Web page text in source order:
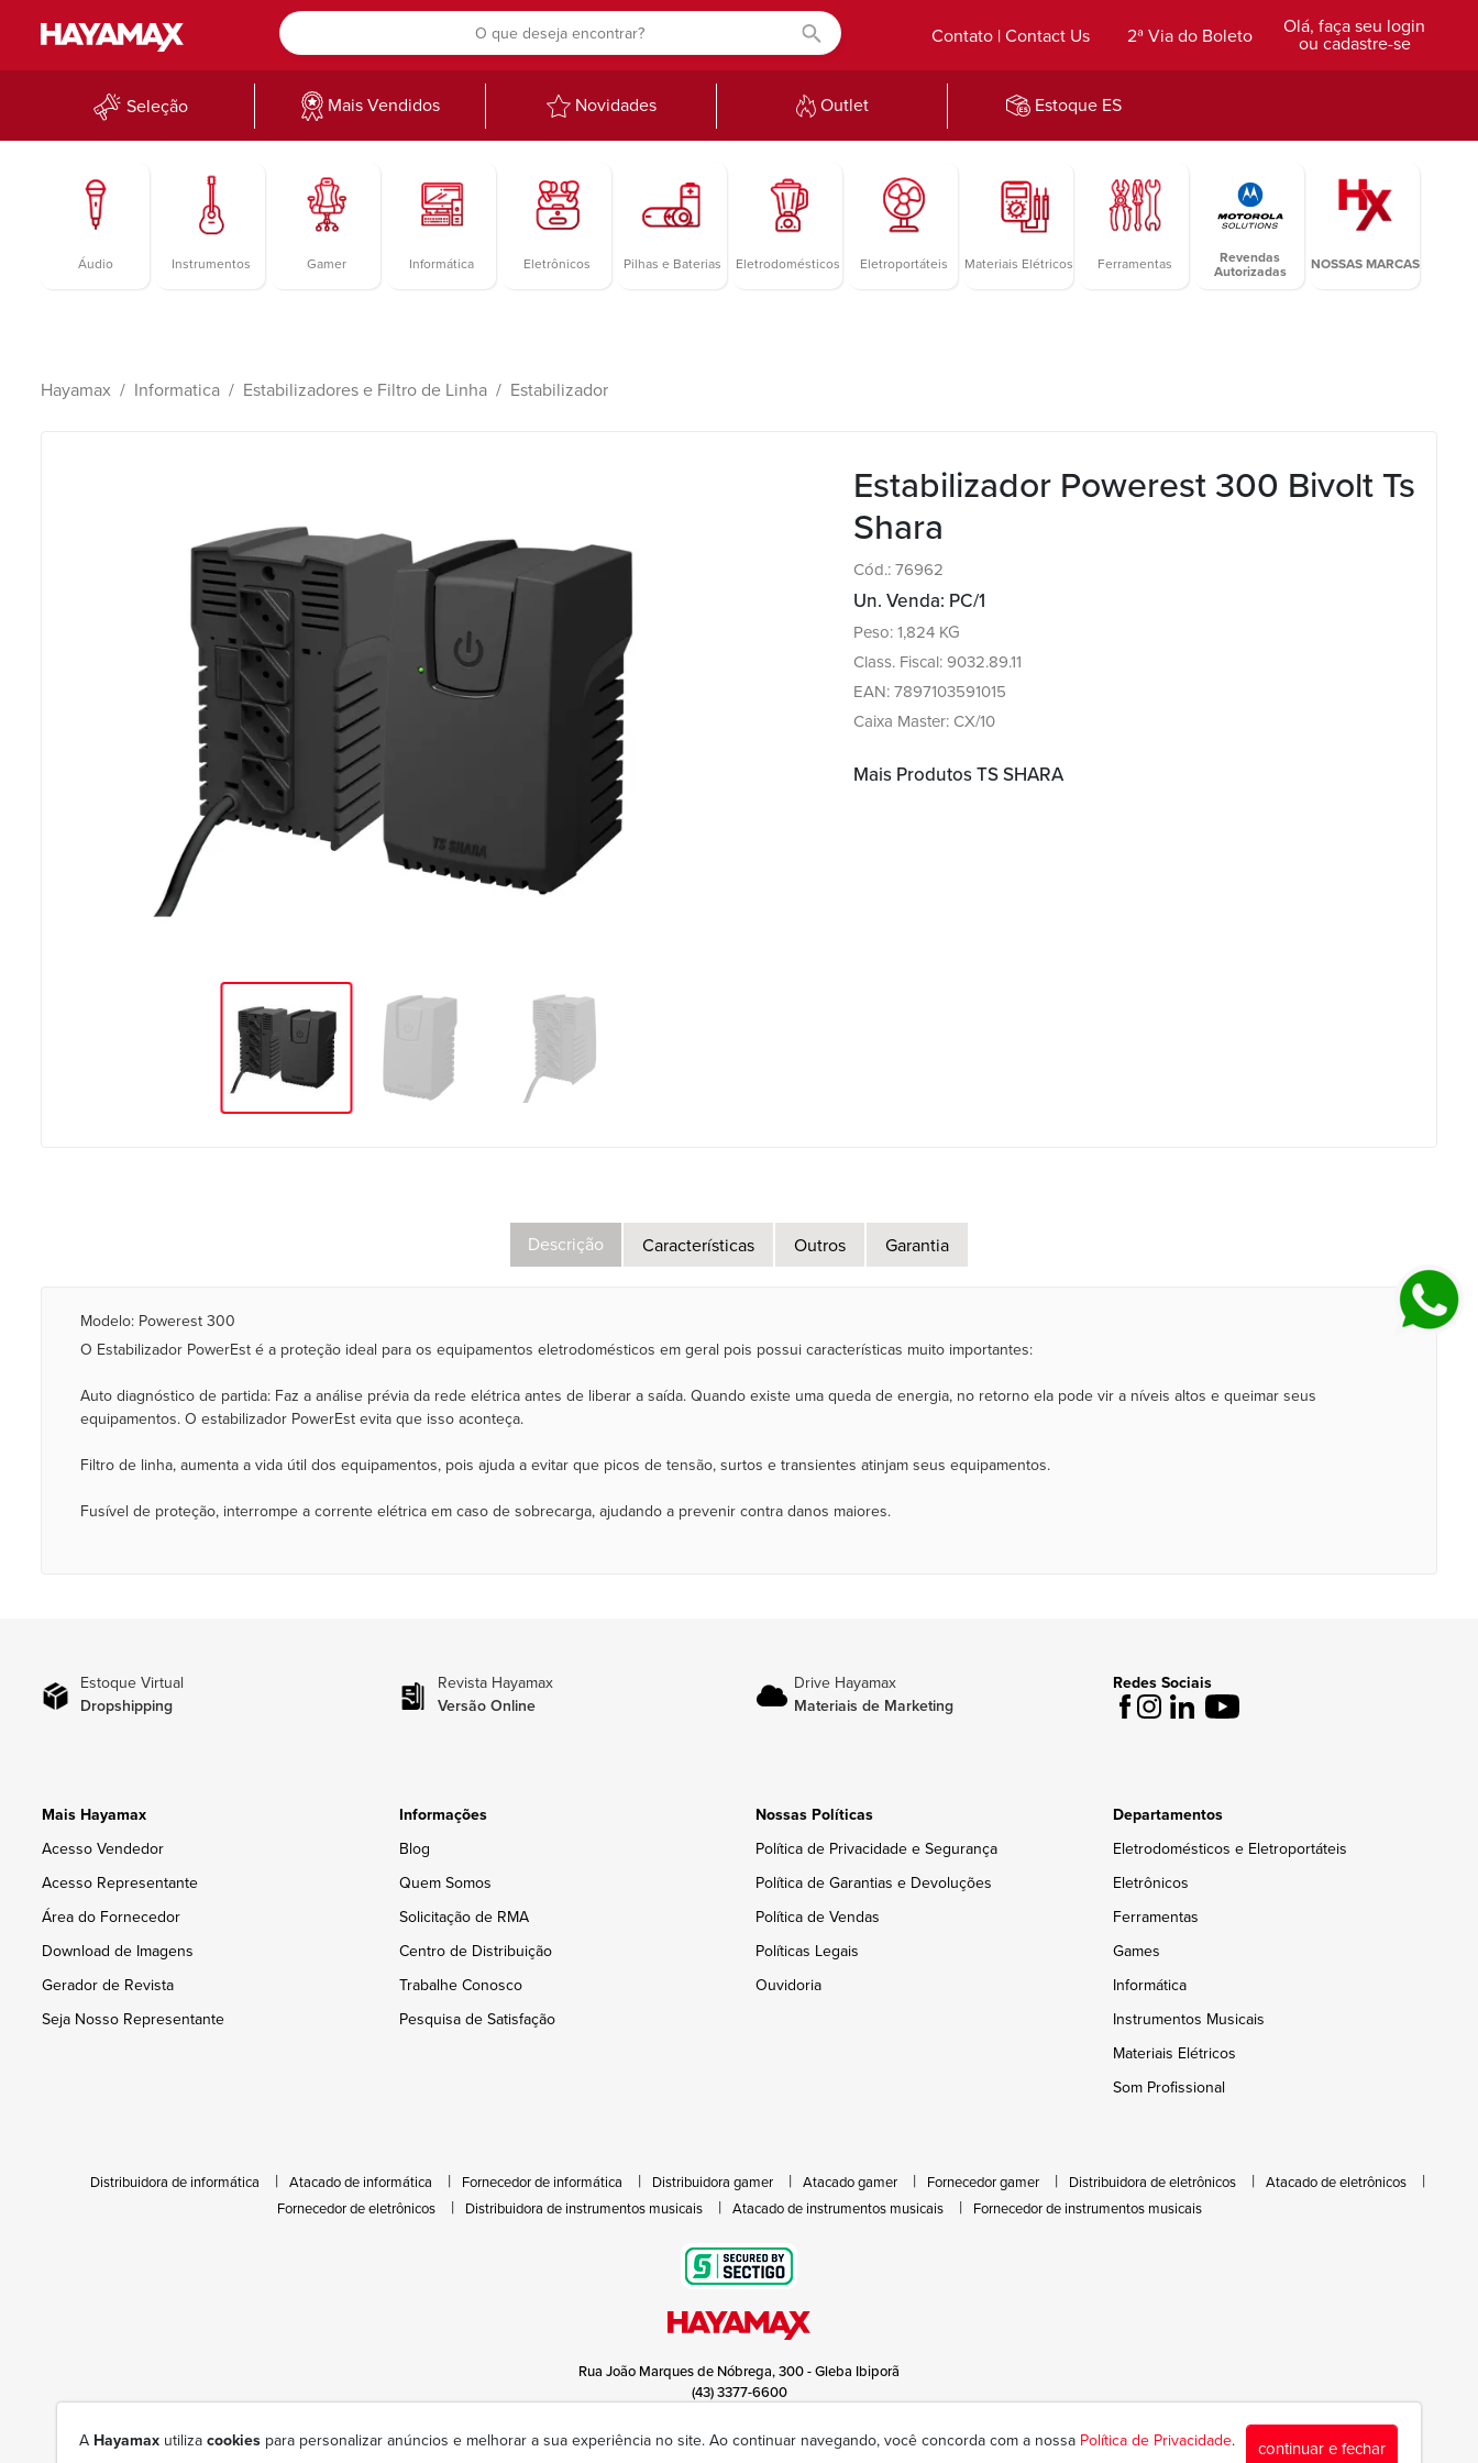
Olá, faça seu login
ou cadastre-se
2ª Via do Boleto
Contato | Contact Us
Seleção Mais Vendidos Novidades Outlet Estoque ES
Áudio Instrumentos Gamer Informática Eletrônicos Pilhas e Baterias Eletrodomésticos Eletroportáteis Materiais Elétricos Ferramentas
Revendas
Autorizadas
NOSSAS MARCAS
Hayamax Informatica Estabilizadores e Filtro de Linha Estabilizador
Estabilizador Powerest 300 Bivolt Ts
Shara
Cód.: 76962
Un. Venda: PC/1
Peso: 1,824 KG
Class. Fiscal: 9032.89.11
EAN: 7897103591015
Caixa Master: CX/10
Mais Produtos TS SHARA
Descrição Características Outros Garantia
Modelo: Powerest 300
O Estabilizador PowerEst é a proteção ideal para os equipamentos eletrodomésticos em geral pois possui características muito importantes:
Auto diagnóstico de partida: Faz a análise prévia da rede elétrica antes de liberar a saída. Quando existe uma queda de energia, no retorno ela pode vir a níveis altos e queimar seus
equipamentos. O estabilizador PowerEst evita que isso aconteça.
Filtro de linha, aumenta a vida útil dos equipamentos, pois ajuda a evitar que picos de tensão, surtos e transientes atinjam seus equipamentos.
Fusível de proteção, interrompe a corrente elétrica em caso de sobrecarga, ajudando a prevenir contra danos maiores.
Estoque Virtual
Dropshipping
Revista Hayamax
Versão Online
Drive Hayamax
Materiais de Marketing
Redes Sociais
Mais Hayamax
Acesso Vendedor
Acesso Representante
Área do Fornecedor
Download de Imagens
Gerador de Revista
Seja Nosso Representante
Informações
Blog
Quem Somos
Solicitação de RMA
Centro de Distribuição
Trabalhe Conosco
Pesquisa de Satisfação
Nossas Políticas
Política de Privacidade e Segurança
Política de Garantias e Devoluções
Política de Vendas
Políticas Legais
Ouvidoria
Departamentos
Eletrodomésticos e Eletroportáteis
Eletrônicos
Ferramentas
Games
Informática
Instrumentos Musicais
Materiais Elétricos
Som Profissional
Distribuidora de informática Atacado de informática Fornecedor de informática Distribuidora gamer Atacado gamer Fornecedor gamer Distribuidora de eletrônicos
Atacado de eletrônicos
Fornecedor de eletrônicos
Distribuidora de instrumentos musicais Atacado de instrumentos musicais Fornecedor de instrumentos musicais
Rua João Marques de Nóbrega, 300 - Gleba Ibiporã
(43) 3377-6600
Segunda à sexta das 8:00 às 18:00
A Hayamax utiliza cookies para personalizar anúncios e melhorar a sua experiência no site. Ao continuar navegando, você concorda com a nossa Política de Privacidade. continuar e fechar